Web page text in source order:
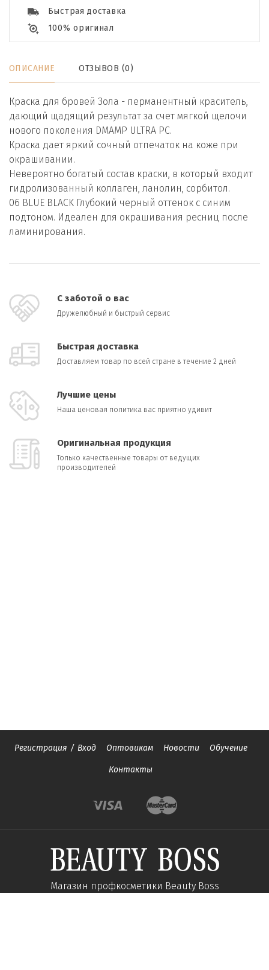
Быстрая доставка
100% оригинал
ОПИСАНИЕ ОТЗЫВОВ (0)
Краска для бровей Зола - перманентный краситель,
дающий щадящий результат за счет мягкой щелочи
нового поколения DMAMP ULTRA PC.
Краска дает яркий сочный отпечаток на коже при
окрашивании.
Невероятно богатый состав краски, в который входит
гидролизованный коллаген, ланолин, сорбитол.
06 BLUE BLACK Глубокий черный оттенок с синим
подтоном. Идеален для окрашивания ресниц после
ламинирования.
С заботой о вас
Дружелюбный и быстрый сервис
Быстрая доставка
Доставляем товар по всей стране в течение 2 дней
Лучшие цены
Наша ценовая политика вас приятно удивит
Оригинальная продукция
Только качественные товары от ведущих
производителей
Регистрация / Вход Оптовикам Новости Обучение
Контакты
Магазин профкосметики Beauty Boss